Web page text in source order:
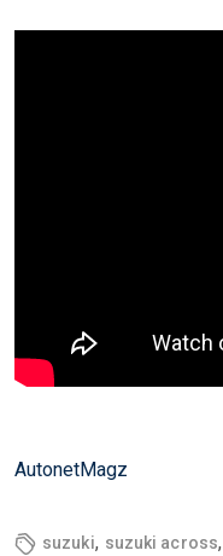
AutonetMagz
suzuki, suzuki across,